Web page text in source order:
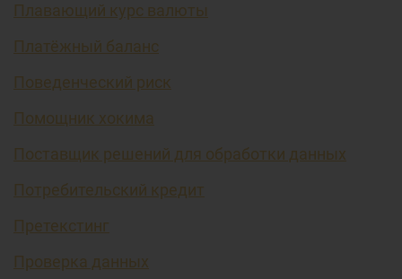
Плавающий курс валюты
Платёжный баланс
Поведенческий риск
Помощник хокима
Поставщик решений для обработки данных
Потребительский кредит
Претекстинг
Проверка данных